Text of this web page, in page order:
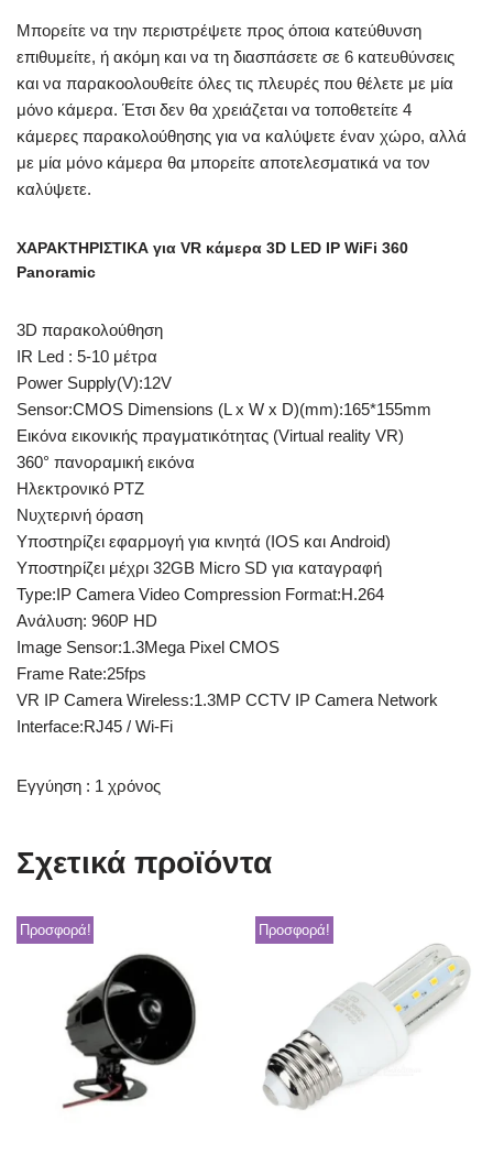
Μπορείτε να την περιστρέψετε προς όποια κατεύθυνση
επιθυμείτε, ή ακόμη και να τη διασπάσετε σε 6 κατευθύνσεις
και να παρακοολουθείτε όλες τις πλευρές που θέλετε με μία
μόνο κάμερα. Έτσι δεν θα χρειάζεται να τοποθετείτε 4
κάμερες παρακολούθησης για να καλύψετε έναν χώρο, αλλά
με μία μόνο κάμερα θα μπορείτε αποτελεσματικά να τον
καλύψετε.
ΧΑΡΑΚΤΗΡΙΣΤΙΚΑ για VR κάμερα 3D LED IP WiFi 360
Panoramic
3D παρακολούθηση
IR Led : 5-10 μέτρα
Power Supply(V):12V
Sensor:CMOS Dimensions (L x W x D)(mm):165*155mm
Εικόνα εικονικής πραγματικότητας (Virtual reality VR)
360° πανοραμική εικόνα
Ηλεκτρονικό PTZ
Νυχτερινή όραση
Υποστηρίζει εφαρμογή για κινητά (IOS και Android)
Υποστηρίζει μέχρι 32GB Micro SD για καταγραφή
Type:IP Camera Video Compression Format:H.264
Ανάλυση: 960P HD
Image Sensor:1.3Mega Pixel CMOS
Frame Rate:25fps
VR IP Camera Wireless:1.3MP CCTV IP Camera Network
Interface:RJ45 / Wi-Fi
Εγγύηση : 1 χρόνος
Σχετικά προϊόντα
Προσφορά! Προσφορά!